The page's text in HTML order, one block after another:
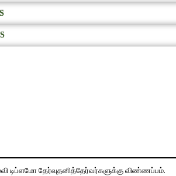
டிப்ளமோ தேர்வுதனித்தேர்வர்களுக்கு விண்ணப்பம்.